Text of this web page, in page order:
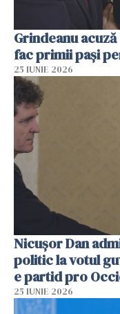
Grindeanu
fac primii pași
25 IUNIE 2026
Nicușor Dan
politic la votul
e partid pro
25 IUNIE 2026